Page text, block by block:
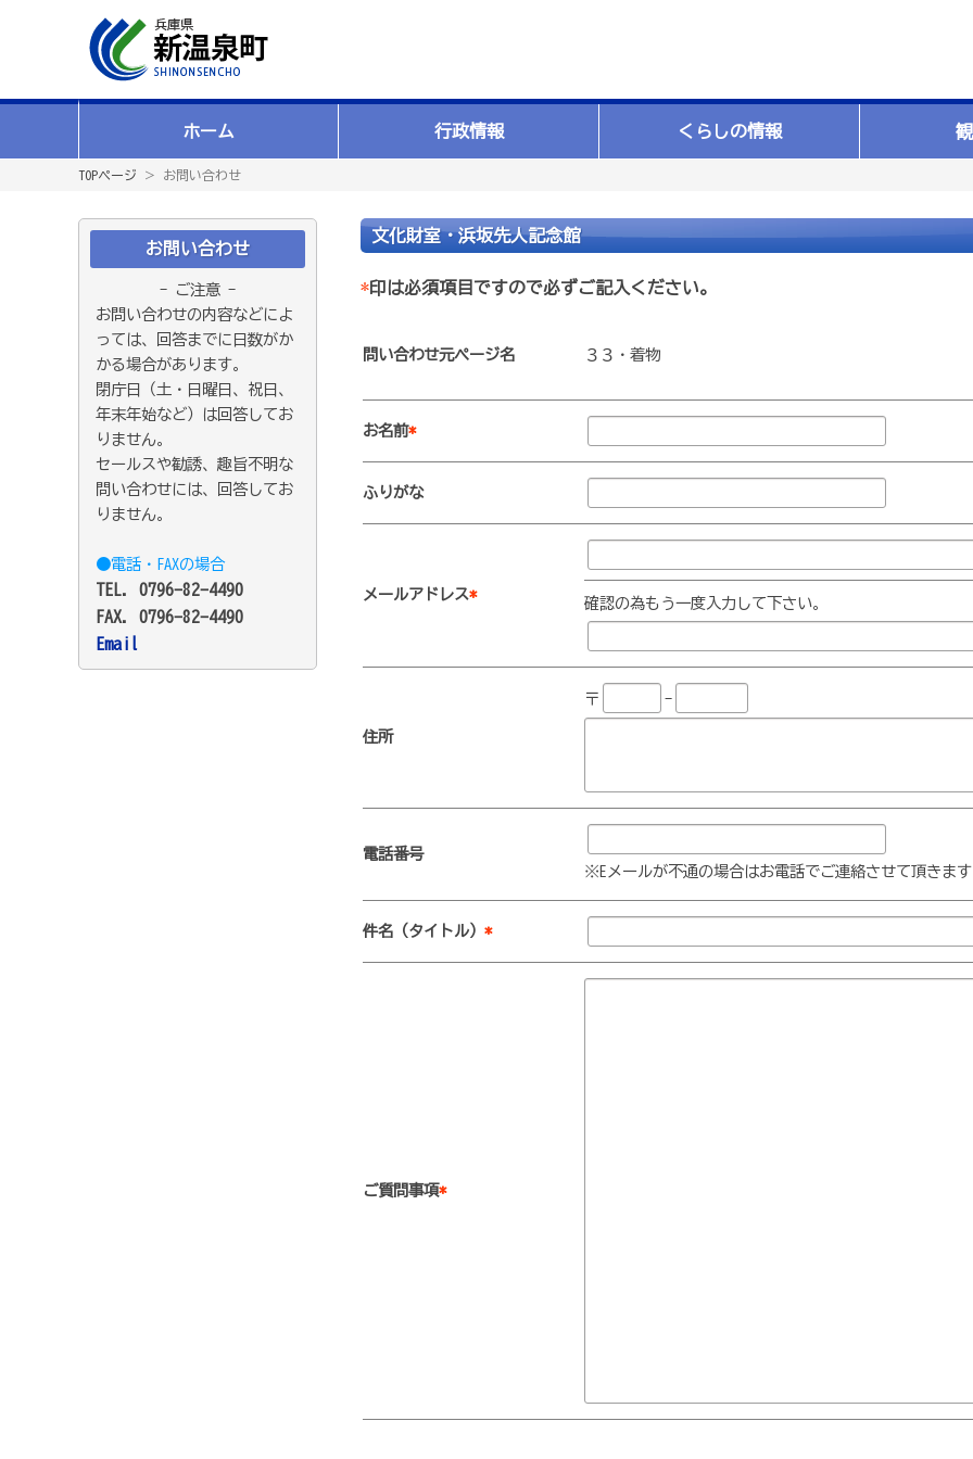
ホーム 行政情報 くらしの情報
TOPページ ＞ お問い合わせ
お問い合わせ
- ご注意 -
お問い合わせの内容などによ
っては、回答までに日数がか
かる場合があります。
閉庁日（土・日曜日、祝日、
年末年始など）は回答してお
りません。
セールスや勧誘、趣旨不明な
問い合わせには、回答してお
りません。
●電話・FAXの場合
TEL. 0796-82-4490
FAX. 0796-82-4490
Email
文化財室・浜坂先人記念館
*印は必須項目ですので必ずご記入ください。
問い合わせ元ページ名 ３３・着物
お名前*
ふりがな
メールアドレス*
確認の為もう一度入力して下さい。
住所
〒 -
電話番号
※Eメールが不通の場合はお電話でご連絡させて頂きま
件名（タイトル） *
ご質問事項*